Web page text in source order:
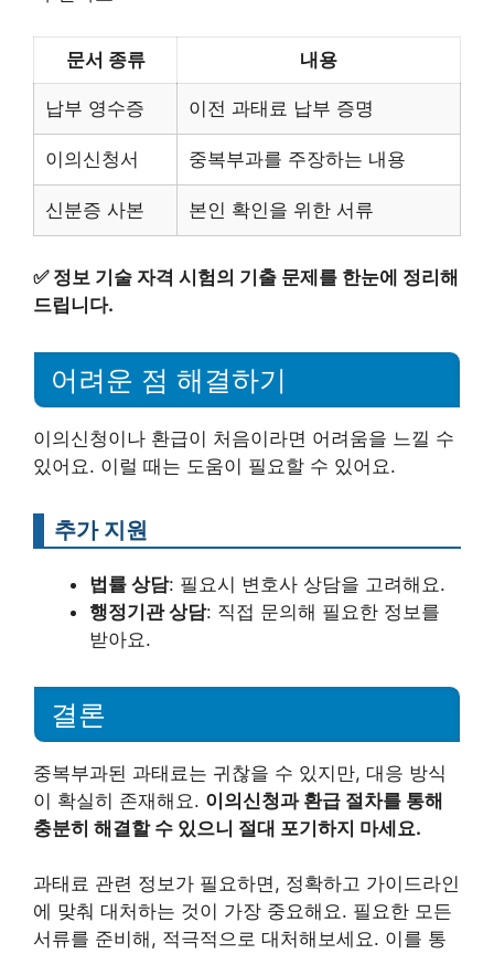
문서 종류 내용
납부 영수증 이전 과태료 납부 증명
이의신청서 중복부과를 주장하는 내용
신분증 사본 본인 확인을 위한 서류
✅ 정보 기술 자격 시험의 기출 문제를 한눈에 정리해
드립니다.
어려운 점 해결하기
이의신청이나 환급이 처음이라면 어려움을 느낄 수
있어요. 이럴 때는 도움이 필요할 수 있어요.
추가 지원
법률 상담: 필요시 변호사 상담을 고려해요.
행정기관 상담: 직접 문의해 필요한 정보를
받아요.
결론
중복부과된 과태료는 귀찮을 수 있지만, 대응 방식
이 확실히 존재해요. 이의신청과 환급 절차를 통해
충분히 해결할 수 있으니 절대 포기하지 마세요.
과태료 관련 정보가 필요하면, 정확하고 가이드라인
에 맞춰 대처하는 것이 가장 중요해요. 필요한 모든
서류를 준비해, 적극적으로 대처해보세요. 이를 통